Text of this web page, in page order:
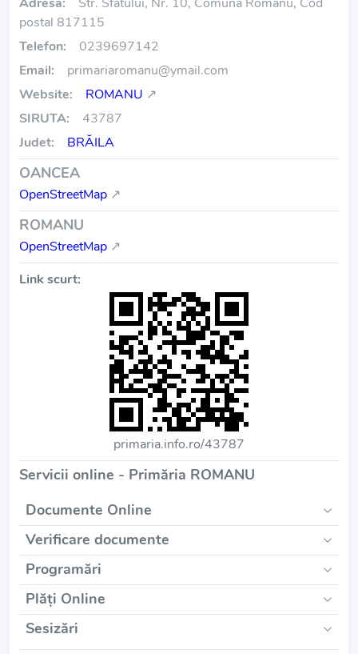
postal 817115
Telefon:
0239697142
Email:
primariaromanu@ymail.com
Website:
ROMANU ↗
SIRUTA:
43787
Judet:
BRĂILA
OANCEA
OpenStreetMap ↗
ROMANU
OpenStreetMap ↗
Link scurt:
primaria.info.ro/43787
Servicii online - Primăria ROMANU
Documente Online
Verificare documente
Programări
Plăți Online
Sesizări